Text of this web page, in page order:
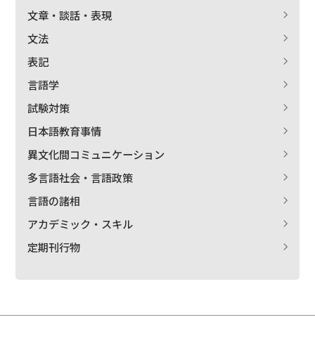
文章・談話・表現
文法
表記
言語学
試験対策
日本語教育事情
異文化間コミュニケーション
多言語社会・言語政策
言語の諸相
アカデミック・スキル
定期刊行物